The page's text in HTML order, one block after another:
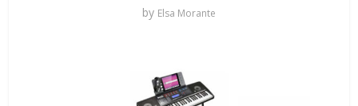
by Elsa Morante